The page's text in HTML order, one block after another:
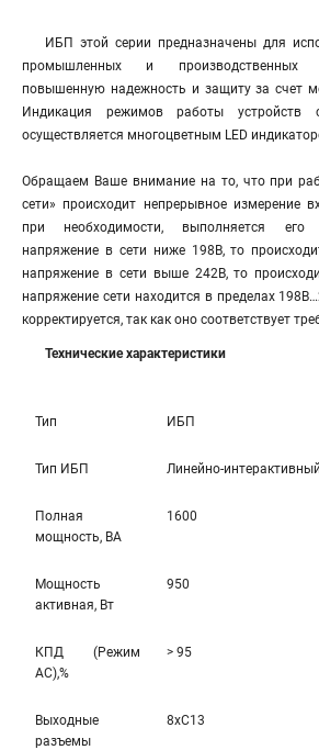
ИБП этой серии предназначены для
промышленных и производственных
повышенную надежность и защиту за счет
Индикация режимов работы устройств
осуществляется многоцветным LED
Обращаем Ваше внимание на то, что при
сети» происходит непрерывное измерение
при необходимости, выполняется его
напряжение в сети ниже 198В, то
напряжение в сети выше 242В, то
напряжение сети находится в пределах
корректируется, так как оно соответствует
Технические характеристики
Тип ИБП
Тип ИБП Линейно-интерактивный
Полная
мощность, ВА
1600
Мощность
активная, Вт
950
КПД (Режим
AC),%
> 95
Выходные
разъемы
8xC13